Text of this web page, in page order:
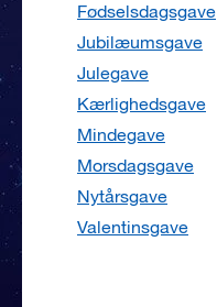
Fødselsdagsgave
Jubilæumsgave
Julegave
Kærlighedsgave
Mindegave
Morsdagsgave
Nytårsgave
Valentinsgave